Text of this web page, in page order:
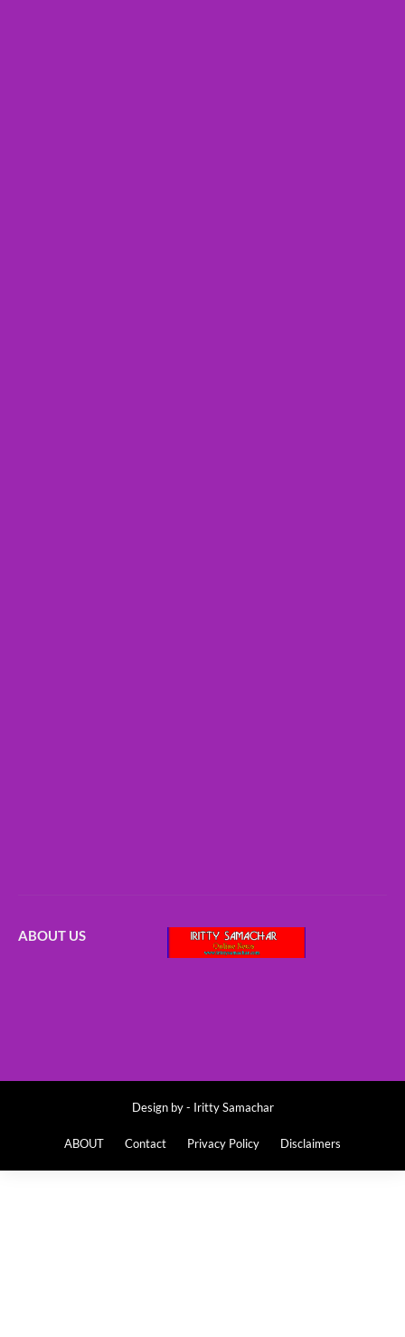
ABOUT US
Design by - Iritty Samachar
ABOUT Contact Privacy Policy Disclaimers